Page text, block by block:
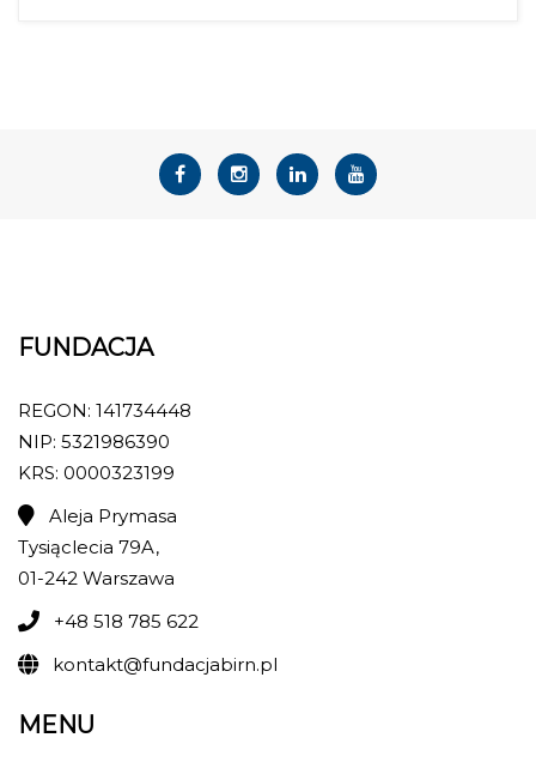
FUNDACJA
REGON: 141734448
NIP: 5321986390
KRS: 0000323199
Aleja Prymasa
Tysiąclecia 79A,
01-242 Warszawa
+48 518 785 622
kontakt@fundacjabirn.pl
MENU